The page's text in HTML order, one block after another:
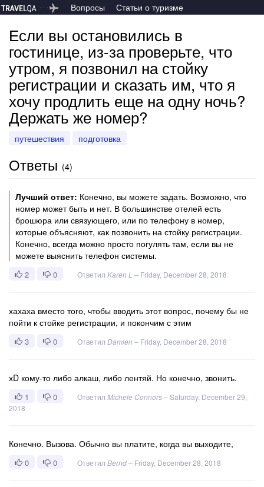
Вопросы Статьи о туризме
Если вы остановились в
гостинице, из-за проверьте, что
утром, я позвонил на стойку
регистрации и сказать им, что я
хочу продлить еще на одну ночь?
Держать же номер?
путешествия подготовка
Ответы (4)
Лучший ответ: Конечно, вы можете задать. Возможно, что
номер может быть и нет. В большинстве отелей есть
брошюра или связующего, или по телефону в номер,
которые объясняют, как позвонить на стойку регистрации.
Конечно, всегда можно просто погулять там, если вы не
можете выяснить телефон системы.
2 0 Ответил Karen L – Friday, December 28, 2018
хахаха вместо того, чтобы вводить этот вопрос, почему бы не
пойти к стойке регистрации, и покончим с этим
3 0 Ответил Damien – Friday, December 28, 2018
хD кому-то либо алкаш, либо лентяй. Но конечно, звонить.
1 0 Ответил Michele Connors–Saturday, December 29,
2018
Конечно. Вызова. Обычно вы платите, когда вы выходите,
0 0 Ответил Bernd– Friday, December 28, 2018